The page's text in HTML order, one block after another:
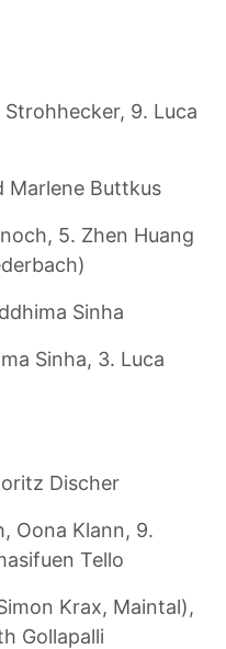
9. Luca
Marlene Buttkus
5. Zhen Huang
Sinha
Sinha, 3. Luca
Discher
Oona Klann, 9.
Tello
Krax, Maintal),
Gollapalli